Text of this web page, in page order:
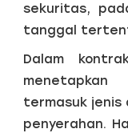
sekuritas,
tanggal
Dalam
termasuk jenis
penyerahan.